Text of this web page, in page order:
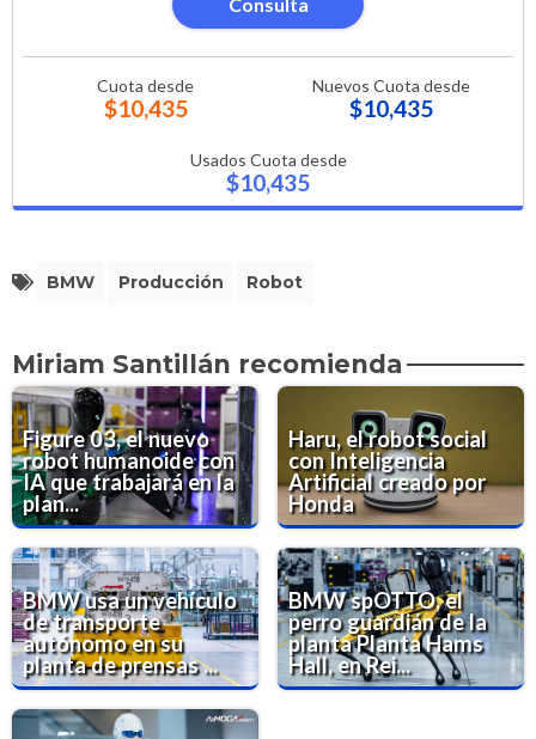
Cuota desde
$10,435
Nuevos Cuota desde
$10,435
Usados Cuota desde
$10,435
BMW Producción Robot
Miriam Santillán recomienda
Figure 03, el nuevo
robot humanoide con
IA que trabajará en la
plan...
Haru, el robot social
con Inteligencia
Artificial creado por
Honda
BMW usa un vehículo
de transporte
autónomo en su
planta de prensas ...
BMW spOTTO, el
perro guardián de la
planta Planta Hams
Hall, en Rei...